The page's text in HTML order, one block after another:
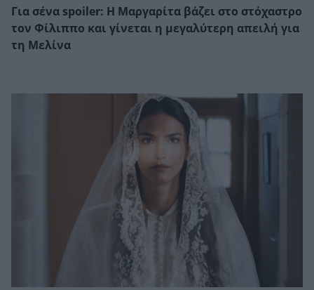
Για σένα spoiler: Η Μαργαρίτα βάζει στο στόχαστρο
τον Φίλιππο και γίνεται η μεγαλύτερη απειλή για
τη Μελίνα